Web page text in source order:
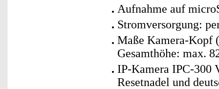
Aufnahme auf
Stromversorgung:
Maße Kamera-Kopf
Gesamthöhe: max.
IP-Kamera IPC-300
Resetnadel und